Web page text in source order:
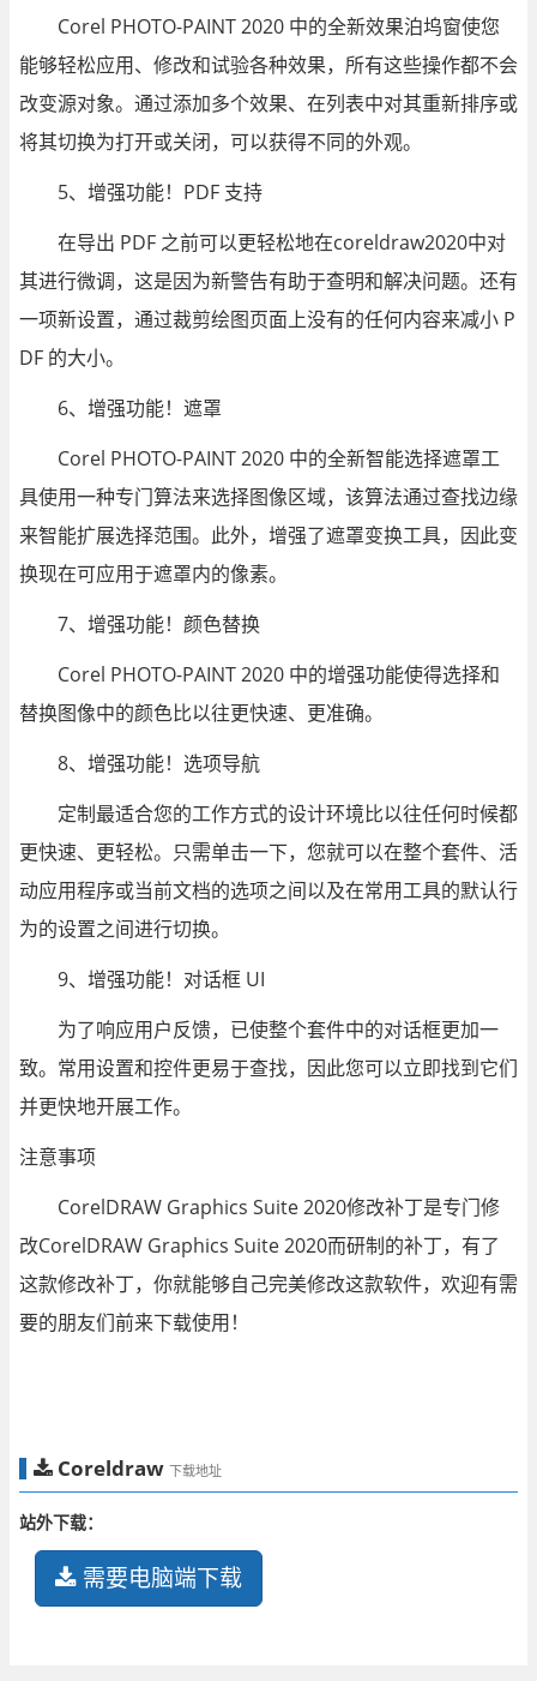
Corel PHOTO-PAINT 2020 中的全新效果泊坞窗使您
能够轻松应用、修改和试验各种效果，所有这些操作都不会
改变源对象。通过添加多个效果、在列表中对其重新排序或
将其切换为打开或关闭，可以获得不同的外观。
5、增强功能！PDF 支持
在导出 PDF 之前可以更轻松地在coreldraw2020中对
其进行微调，这是因为新警告有助于查明和解决问题。还有
一项新设置，通过裁剪绘图页面上没有的任何内容来减小 P
DF 的大小。
6、增强功能！遮罩
Corel PHOTO-PAINT 2020 中的全新智能选择遮罩工
具使用一种专门算法来选择图像区域，该算法通过查找边缘
来智能扩展选择范围。此外，增强了遮罩变换工具，因此变
换现在可应用于遮罩内的像素。
7、增强功能！颜色替换
Corel PHOTO-PAINT 2020 中的增强功能使得选择和
替换图像中的颜色比以往更快速、更准确。
8、增强功能！选项导航
定制最适合您的工作方式的设计环境比以往任何时候都
更快速、更轻松。只需单击一下，您就可以在整个套件、活
动应用程序或当前文档的选项之间以及在常用工具的默认行
为的设置之间进行切换。
9、增强功能！对话框 UI
为了响应用户反馈，已使整个套件中的对话框更加一
致。常用设置和控件更易于查找，因此您可以立即找到它们
并更快地开展工作。
注意事项
CorelDRAW Graphics Suite 2020修改补丁是专门修
改CorelDRAW Graphics Suite 2020而研制的补丁，有了
这款修改补丁，你就能够自己完美修改这款软件，欢迎有需
要的朋友们前来下载使用！
Coreldraw 下载地址
站外下载：
需要电脑端下载